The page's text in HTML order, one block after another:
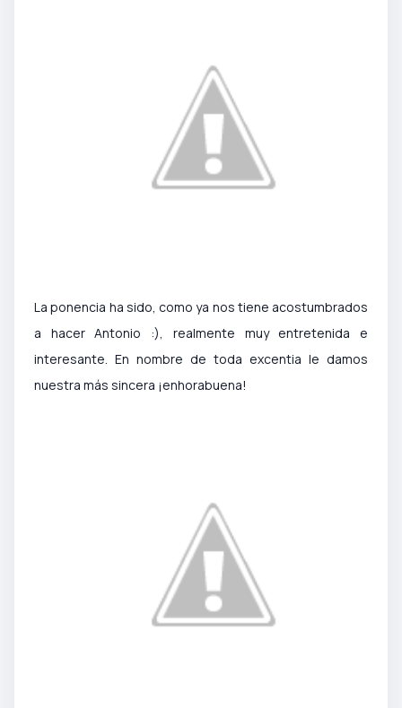
La ponencia ha sido, como ya nos tiene acostumbrados
a hacer Antonio :), realmente muy entretenida e
interesante. En nombre de toda excentia le damos
nuestra más sincera ¡enhorabuena!